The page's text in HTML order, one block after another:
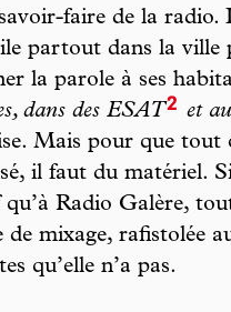
faire de la radio.
partout dans la ville
la parole à ses
dans des ESAT 2 et
Mais pour que tout
il faut du matériel.
qu’à Radio Galère,
de mixage, rafistolée
qu’elle n’a pas.